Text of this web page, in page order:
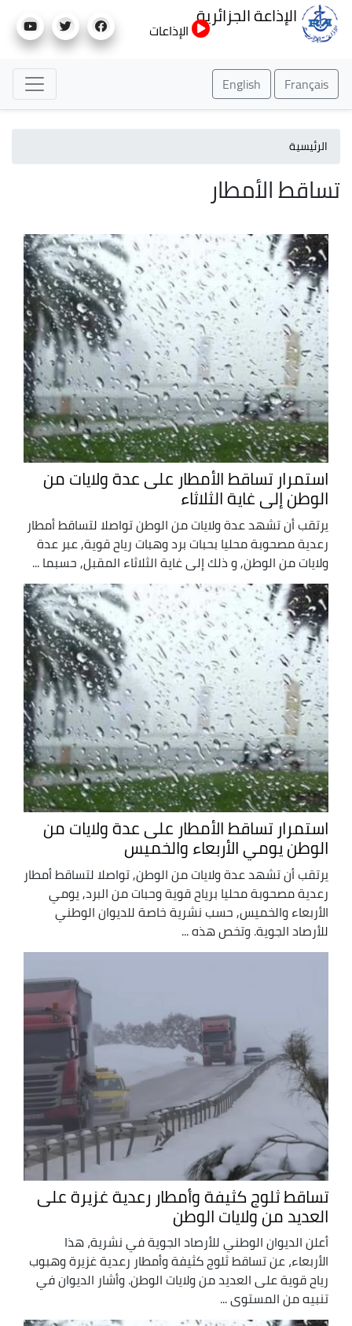
إلى
الإذاعة الجزائرية
الإذاعات
Français
English
الرئيسية
تساقط الأمطار
استمرار تساقط الأمطار على عدة ولايات من
الوطن إلى غاية الثلاثاء
يرتقب أن تشهد عدة ولايات من الوطن تواصلا لتساقط أمطار
رعدية مصحوبة محليا بحبات برد وهبات رياح قوية, عبر عدة
ولايات من الوطن, و ذلك إلى غاية الثلاثاء المقبل, حسبما ...
استمرار تساقط الأمطار على عدة ولايات من
الوطن يومي الأربعاء والخميس
يرتقب أن تشهد عدة ولايات من الوطن, تواصلا لتساقط أمطار
رعدية مصحوبة محليا برياح قوية وحبات من البرد, يومي
الأربعاء والخميس, حسب نشرية خاصة للديوان الوطني
للأرصاد الجوية. وتخص هذه ...
تساقط ثلوج كثيفة وأمطار رعدية غزيرة على
العديد من ولايات الوطن
أعلن الديوان الوطني للأرصاد الجوية في نشرية، هذا
الأربعاء، عن تساقط ثلوج كثيفة وأمطار رعدية غزيرة وهبوب
رياح قوية على العديد من ولايات الوطن. وأشار الديوان في
تنبيه من المستوى ...